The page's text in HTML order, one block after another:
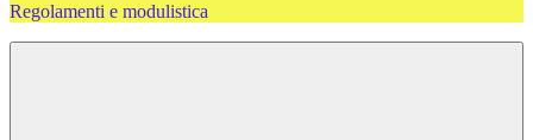
Regolamenti e modulistica